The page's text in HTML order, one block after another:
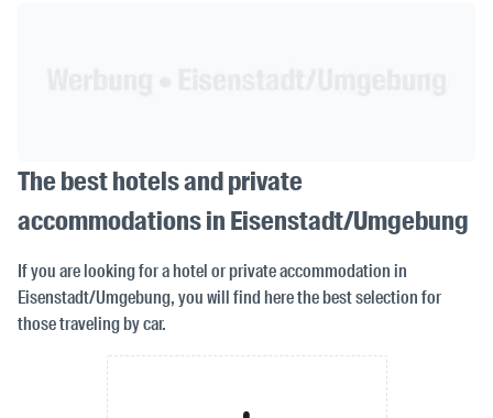
The best hotels and private
accommodations in Eisenstadt/Umgebung
If you are looking for a hotel or private accommodation in
Eisenstadt/Umgebung, you will find here the best selection for
those traveling by car.